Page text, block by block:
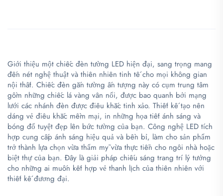
Giới thiệu một chiếc đèn tường LED hiện đại, sang trọng mang
đến nét nghệ thuật và thiên nhiên tinh tế cho mọi không gian
nội thất. Chiếc đèn gắn tường ấn tượng này có cụm trung tâm
gồm những chiếc lá vàng vân nổi, được bao quanh bởi mạng
lưới các nhánh đèn được điêu khắc tinh xảo. Thiết kế tạo nên
dáng vẻ điêu khắc mềm mại, in những họa tiết ánh sáng và
bóng đổ tuyệt đẹp lên bức tường của bạn. Công nghệ LED tích
hợp cung cấp ánh sáng hiệu quả và bền bỉ, làm cho sản phẩm
trở thành lựa chọn vừa thẩm mỹ vừa thực tiễn cho ngôi nhà hoặc
biệt thự của bạn. Đây là giải pháp chiếu sáng trang trí lý tưởng
cho những ai muốn kết hợp vẻ thanh lịch của thiên nhiên với
thiết kế đương đại.